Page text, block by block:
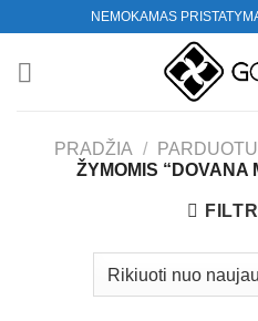
content
NEMOKAMAS
PRADŽIA /
ŽYMOMIS “DOVANA